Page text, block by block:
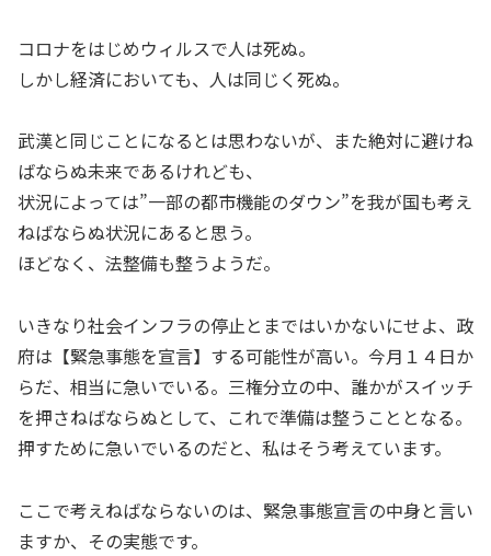
コロナをはじめウィルスで人は死ぬ。
しかし経済においても、人は同じく死ぬ。
武漢と同じことになるとは思わないが、また絶対に避けね
ばならぬ未来であるけれども、
状況によっては”一部の都市機能のダウン”を我が国も考え
ねばならぬ状況にあると思う。
ほどなく、法整備も整うようだ。
いきなり社会インフラの停止とまではいかないにせよ、政
府は【緊急事態を宣言】する可能性が高い。今月１４日か
らだ、相当に急いでいる。三権分立の中、誰かがスイッチ
を押さねばならぬとして、これで準備は整うこととなる。
押すために急いでいるのだと、私はそう考えています。
ここで考えねばならないのは、緊急事態宣言の中身と言い
ますか、その実態です。